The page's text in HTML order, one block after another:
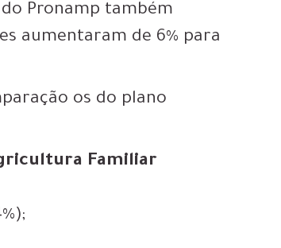
Pronamp também
aumentaram de 6% para
os do plano
Familiar